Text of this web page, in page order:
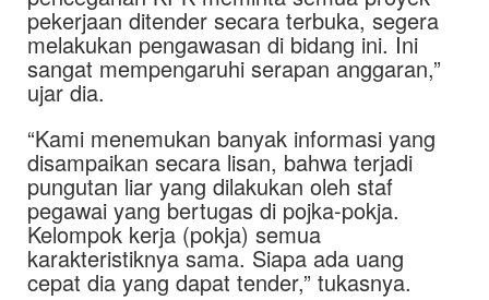
pekerjaan ditender secara terbuka, segera
melakukan pengawasan di bidang ini. Ini
sangat mempengaruhi serapan anggaran,”
ujar dia.
“Kami menemukan banyak informasi yang
disampaikan secara lisan, bahwa terjadi
pungutan liar yang dilakukan oleh staf
pegawai yang bertugas di pojka-pokja.
Kelompok kerja (pokja) semua
karakteristiknya sama. Siapa ada uang
cepat dia yang dapat tender,” tukasnya.